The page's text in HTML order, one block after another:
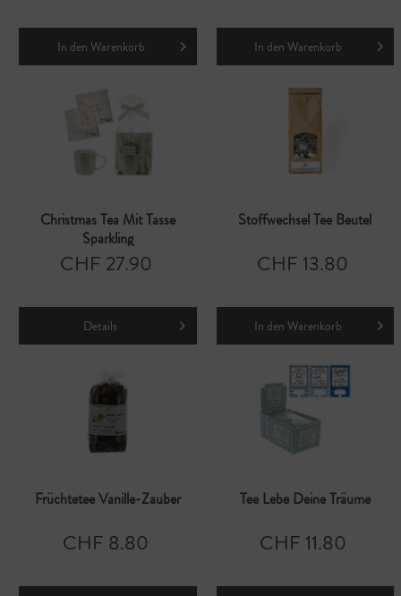
In den Warenkorb In den Warenkorb
Christmas Tea Mit Tasse
Sparkling
CHF 27.90
Details
Stoffwechsel Tee Beutel
CHF 13.80
In den Warenkorb
Früchtetee Vanille-Zauber
CHF 8.80
Tee Lebe Deine Träume
CHF 11.80